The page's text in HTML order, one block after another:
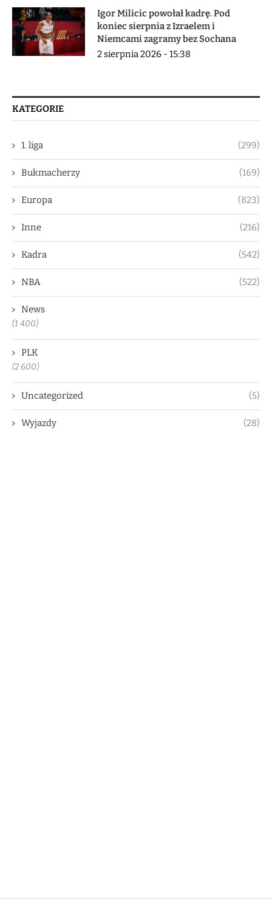
Igor Milicic powołał kadrę. Pod
koniec sierpnia z Izraelem i
Niemcami zagramy bez Sochana
2 sierpnia 2026 - 15:38
KATEGORIE
1. liga (299)
Bukmacherzy (169)
Europa (823)
Inne (216)
Kadra (542)
NBA (522)
News
(1 400)
PLK
(2 600)
Uncategorized (5)
Wyjazdy (28)